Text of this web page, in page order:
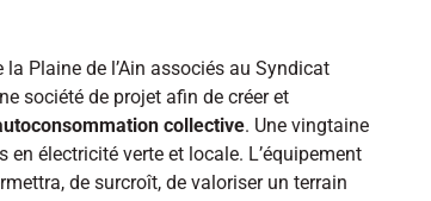
Plaine de l’Ain associés au Syndicat
société de projet afin de créer et
collective. Une vingtaine
en électricité verte et locale. L’équipement
de surcroît, de valoriser un terrain